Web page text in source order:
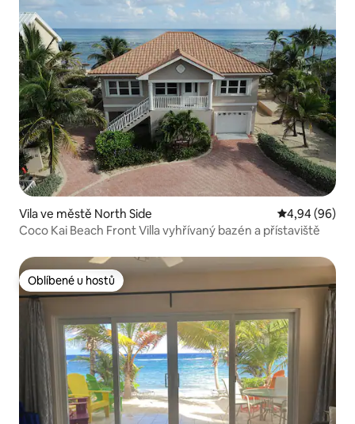
Vila ve městě North Side Průměrné
4,94 (96)
Coco Kai Beach Front Villa vyhřívaný bazén a přístaviště
Oblíbené u hostů
Oblíbené u hostů